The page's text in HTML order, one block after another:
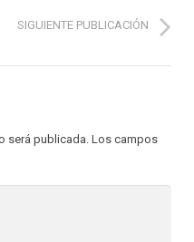
SIGUIENTE PUBLICACIÓN
será publicada. Los campos